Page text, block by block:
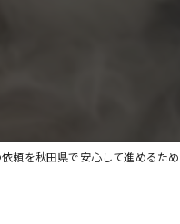
頼を秋田県で安心して進めるた